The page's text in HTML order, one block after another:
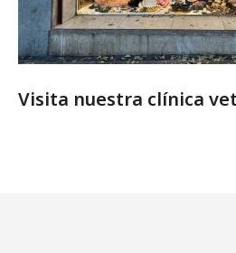
Visita nuestra clínica